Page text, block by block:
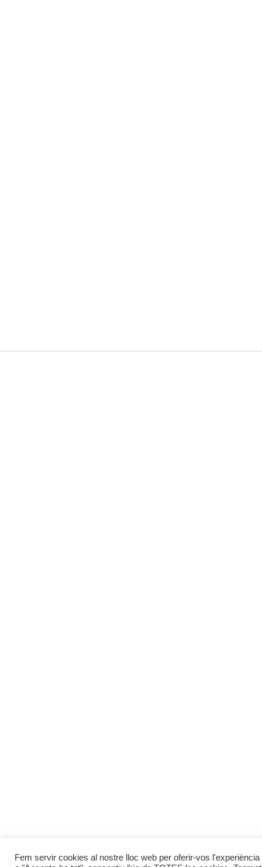
Fem servir cookies al nostre lloc web per oferir-vos